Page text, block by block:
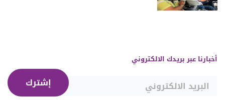
أخبارنا عبر بريدك الالكتروني
إشترك